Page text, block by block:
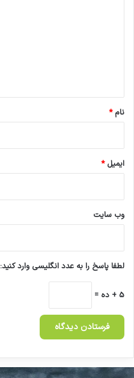
نام*
ایمیل*
وب‌ سایت
لطفا پاسخ را به عدد انگلیسی وارد کنید:
5 + ده =